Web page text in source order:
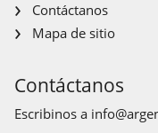
Contáctanos
Mapa de sitio
Contáctanos
Escribinos a